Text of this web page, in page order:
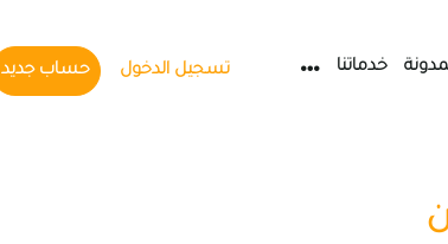
خدماتنا تسجيل الدخول حساب جديد